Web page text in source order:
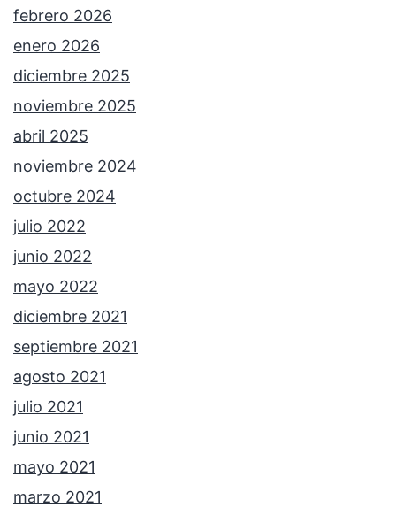
febrero 2026
enero 2026
diciembre 2025
noviembre 2025
abril 2025
noviembre 2024
octubre 2024
julio 2022
junio 2022
mayo 2022
diciembre 2021
septiembre 2021
agosto 2021
julio 2021
junio 2021
mayo 2021
marzo 2021